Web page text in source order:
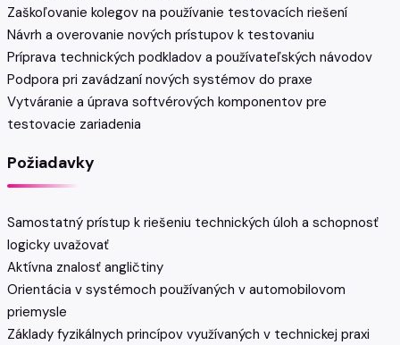
Zaškoľovanie kolegov na používanie testovacích riešení
Návrh a overovanie nových prístupov k testovaniu
Príprava technických podkladov a používateľských návodov
Podpora pri zavádzaní nových systémov do praxe
Vytváranie a úprava softvérových komponentov pre
testovacie zariadenia
Požiadavky
Samostatný prístup k riešeniu technických úloh a schopnosť
logicky uvažovať
Aktívna znalosť angličtiny
Orientácia v systémoch používaných v automobilovom
priemysle
Základy fyzikálnych princípov využívaných v technickej praxi